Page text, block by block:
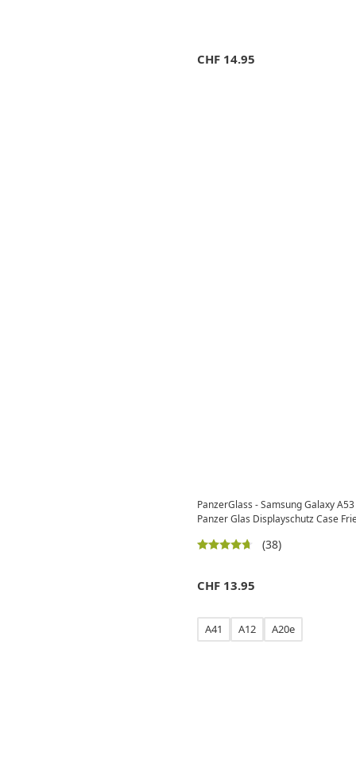
CHF 14.95
PanzerGlass - Samsung Galaxy
Panzer Glas Displayschutz Case
(38)
CHF 13.95
A41 A12 A20e